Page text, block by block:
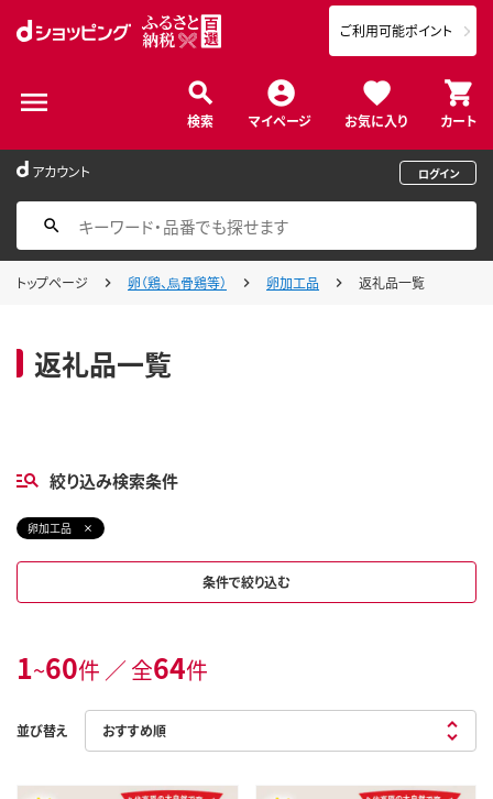
検索 マイページ お気に入り カート
ご利用可能ポイント
アカウント ログイン
トップページ 卵（鶏、烏骨鶏等） 卵加工品 返礼品一覧
返礼品一覧
絞り込み検索条件
卵加工品
条件で絞り込む
1~60件 ／ 全64件
並び替え